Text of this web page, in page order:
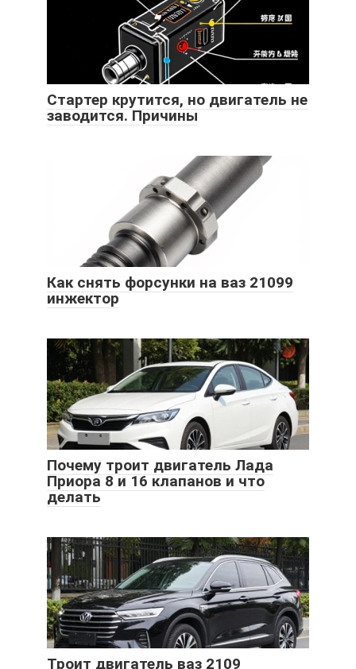
Стартер крутится, но двигатель не
заводится. Причины
Как снять форсунки на ваз 21099
инжектор
Почему троит двигатель Лада
Приора 8 и 16 клапанов и что
делать
Троит двигатель ваз 2109